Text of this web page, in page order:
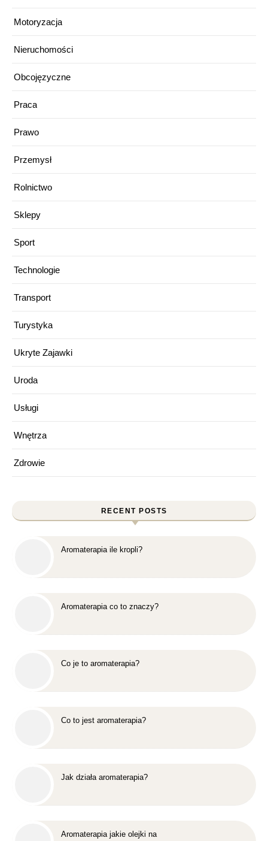
Motoryzacja
Nieruchomości
Obcojęzyczne
Praca
Prawo
Przemysł
Rolnictwo
Sklepy
Sport
Technologie
Transport
Turystyka
Ukryte Zajawki
Uroda
Usługi
Wnętrza
Zdrowie
RECENT POSTS
Aromaterapia ile kropli?
Aromaterapia co to znaczy?
Co je to aromaterapia?
Co to jest aromaterapia?
Jak działa aromaterapia?
Aromaterapia jakie olejki na